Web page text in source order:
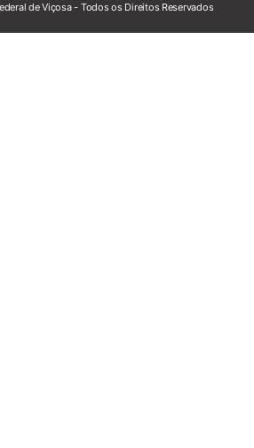
de Viçosa - Todos os Direitos Reservados